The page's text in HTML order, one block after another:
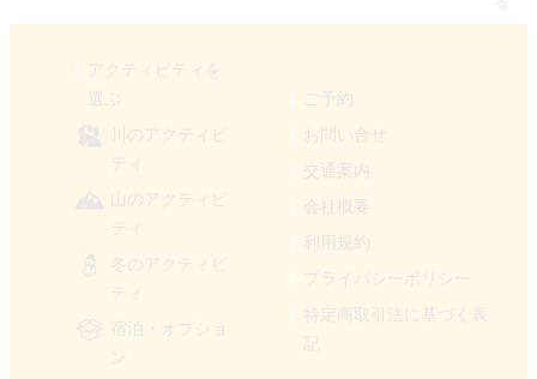
アクティビティを
川のアクティビ
ティ
山のアクティビ
ティ
冬のアクティビ
ティ
宿泊・オプショ
ン
ご予約
お問い合せ
交通案内
会社概要
利用規約
プライバシーポリシー
特定商取引法に基づく表
記